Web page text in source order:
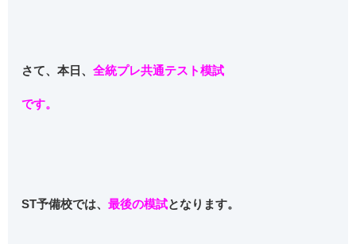
さて、本日、全統プレ共通テスト模試
です。
ST予備校では、最後の模試となります。